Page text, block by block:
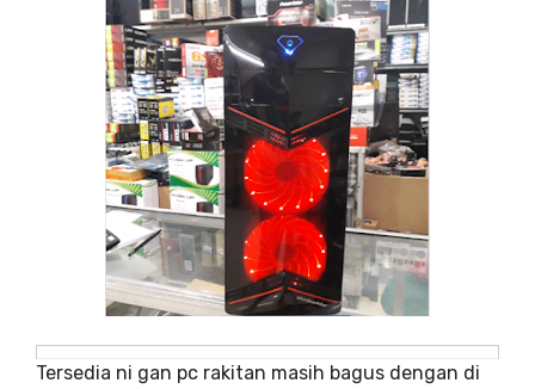
Tersedia ni gan pc rakitan masih bagus dengan di